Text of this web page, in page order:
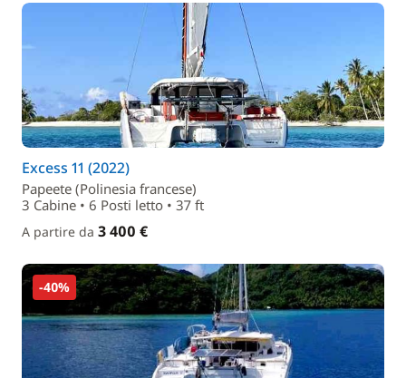
Excess 11 (2022)
Papeete (Polinesia francese)
3 Cabine • 6 Posti letto • 37 ft
A partire da 3 400 €
-40%